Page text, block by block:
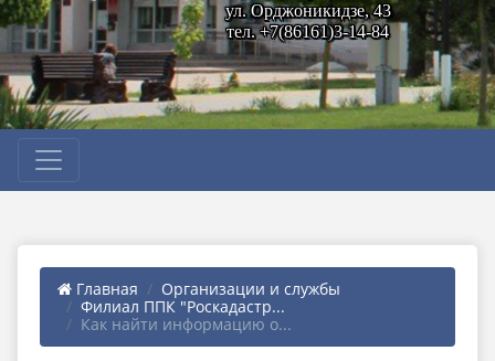
ул. Орджоникидзе, 43
тел. +7(86161)3-14-84
Главная
Организации и службы
Филиал ППК "Роскадастр...
Как найти информацию о...